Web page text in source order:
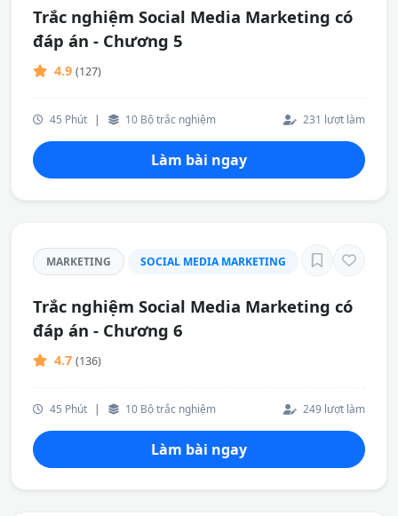
Trắc nghiệm Social Media Marketing có
đáp án - Chương 5
4.9 (127)
45 Phút | 10 Bộ trắc nghiệm 231 lượt làm
Làm bài ngay
MARKETING SOCIAL MEDIA MARKETING
Trắc nghiệm Social Media Marketing có
đáp án - Chương 6
4.7 (136)
45 Phút | 10 Bộ trắc nghiệm 249 lượt làm
Làm bài ngay